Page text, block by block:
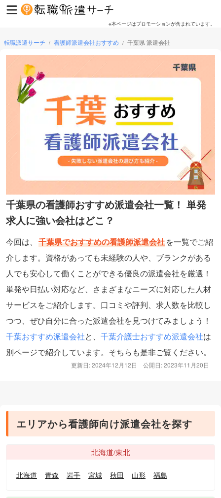
※本ページはプロモーションが含まれています。
転職派遣サーチ / 看護師派遣会社おすすめ / 千葉県 派遣会社
千葉県の看護師おすすめ派遣会社一覧！ 単発
求人に強い会社はどこ？
今回は、 千葉県でおすすめの看護師派遣会社を一覧でご紹
介します。資格があっても未経験の人や、ブランクがある
人でも安心して働くことができる優良の派遣会社を厳選！
単発や日払い対応など、さまざまなニーズに対応した人材
サービスをご紹介します。口コミや評判、求人数を比較し
つつ、ぜひ自分に合った派遣会社を見つけてみましょう！
千葉おすすめ派遣会社と、 千葉介護士おすすめ派遣会社は
別ページで紹介しています。そちらも是非ご覧ください。
更新日: 2024年12月12日 公開日: 2023年11月20日
エリアから看護師向け派遣会社を探す
北海道/東北
北海道 青森 岩手 宮城 秋田 山形 福島